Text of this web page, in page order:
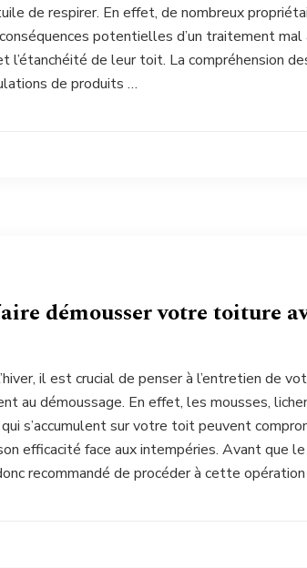
de respirer. En effet, de nombreux
potentielles d’un traitement
l’étanchéité de leur toit. La compréhension
de produits …
démousser votre toiture
il est crucial de penser à l’entretien de
au démoussage. En effet, les mousses,
s’accumulent sur votre toit peuvent
efficacité face aux intempéries. Avant que
recommandé de procéder à cette